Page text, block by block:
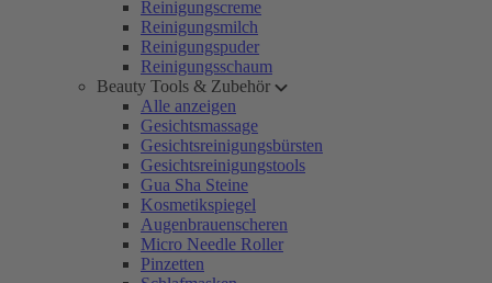
Reinigungscreme
Reinigungsmilch
Reinigungspuder
Reinigungsschaum
Beauty Tools & Zubehör
Alle anzeigen
Gesichtsmassage
Gesichtsreinigungsbürsten
Gesichtsreinigungstools
Gua Sha Steine
Kosmetikspiegel
Augenbrauenscheren
Micro Needle Roller
Pinzetten